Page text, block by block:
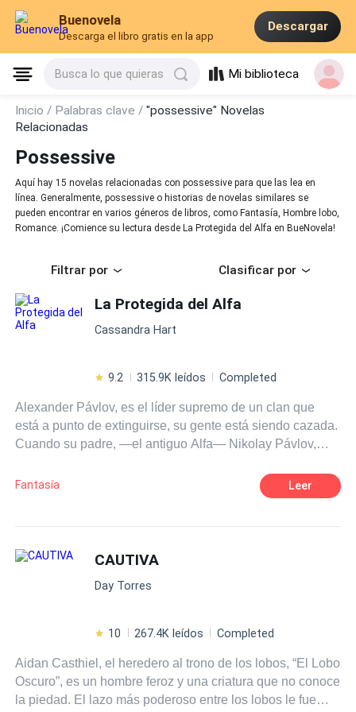
Buenovela
Descarga el libro gratis en la app
Descargar
Busca lo que quieras Mi biblioteca
Inicio / Palabras clave /"possessive" Novelas
Relacionadas
Possessive
Aquí hay 15 novelas relacionadas con possessive para que las lea en
línea. Generalmente, possessive o historias de novelas similares se
pueden encontrar en varios géneros de libros, como Fantasía, Hombre lobo,
Romance. ¡Comience su lectura desde La Protegida del Alfa en BueNovela!
Filtrar por Clasificar por
La Protegida del Alfa
Cassandra Hart
9.2 315.9K leídos Completed
Alexander Pávlov, es el líder supremo de un clan que
está a punto de extinguirse, su gente está siendo cazada.
Cuando su padre, —el antiguo Alfa— Nikolay Pávlov,
sola. El lazo que unía al Alfa y a su Luna se destruyó y
debido a esto los lobos de la manada no podían
eso debía encontrar a su Luna, ella establecería ese
está en problemas y su lobo está listo para asesinar a
Fantasía Leer
CAUTIVA
Day Torres
10 267.4K leídos Completed
Aidan Casthiel, el heredero al trono de los lobos, “El Lobo
Oscuro”, es un hombre feroz y una criatura que no conoce
la piedad. El lazo más poderoso entre los lobos le fue